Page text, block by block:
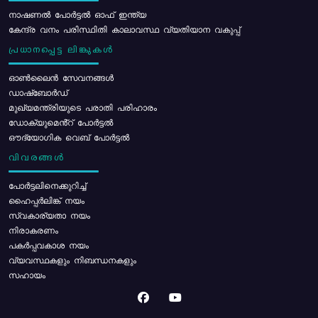
നാഷണൽ പോർട്ടൽ ഓഫ് ഇന്ത്യ
കേന്ദ്ര വനം പരിസ്ഥിതി കാലാവസ്ഥ വ്യതിയാന വകുപ്പ്
പ്രധാനപ്പെട്ട ലിങ്കുകൾ
ഓൺലൈൻ സേവനങ്ങൾ
ഡാഷ്ബോർഡ്
മുഖ്യമന്ത്രിയുടെ പരാതി പരിഹാരം
ഡോക്യുമെൻ്റ് പോർട്ടൽ
ഔദ്യോഗിക വെബ് പോർട്ടൽ
വിവരങ്ങൾ
പോര്‍ട്ടലിനെക്കുറിച്ച്
ഹൈപ്പർലിങ്ക് നയം
സ്വകാര്യതാ നയം
നിരാകരണം
പകർപ്പവകാശ നയം
വ്യവസ്ഥകളും നിബന്ധനകളും
സഹായം